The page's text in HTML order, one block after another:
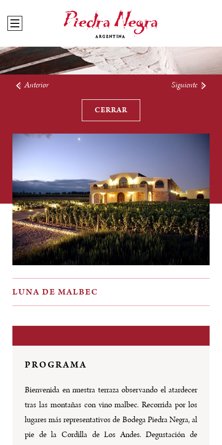
Anterior Siguiente
CERRAR
LUNA DE MALBEC
PROGRAMA
Bienvenida en nuestra terraza observando el atardecer
tras las montañas con vino malbec. Recorrida por los
lugares más representativos de Bodega Piedra Negra, al
pie de la Cordilla de Los Andes. Degustación de